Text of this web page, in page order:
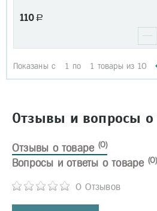
110 a
Показаны с 1 по 1 товары из 10
Отзывы и вопросы о
Отзывы о товаре (0)
0 Отзывов
Вопросы и ответы о товаре (0)